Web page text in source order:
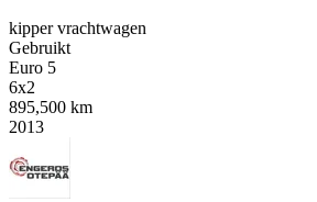
kipper vrachtwagen
Gebruikt
Euro 5
6x2
895,500 km
2013